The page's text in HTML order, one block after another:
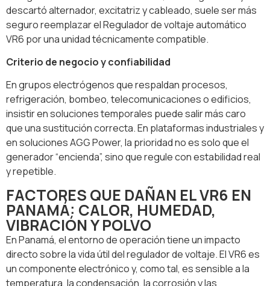
descartó alternador, excitatriz y cableado, suele ser más
seguro reemplazar el Regulador de voltaje automático
VR6 por una unidad técnicamente compatible.
Criterio de negocio y confiabilidad
En grupos electrógenos que respaldan procesos,
refrigeración, bombeo, telecomunicaciones o edificios,
insistir en soluciones temporales puede salir más caro
que una sustitución correcta. En plataformas industriales y
en soluciones AGG Power, la prioridad no es solo que el
generador “encienda”, sino que regule con estabilidad real
y repetible.
FACTORES QUE DAÑAN EL VR6 EN
PANAMÁ: CALOR, HUMEDAD,
VIBRACIÓN Y POLVO
En Panamá, el entorno de operación tiene un impacto
directo sobre la vida útil del regulador de voltaje. El VR6 es
un componente electrónico y, como tal, es sensible a la
temperatura, la condensación, la corrosión y las